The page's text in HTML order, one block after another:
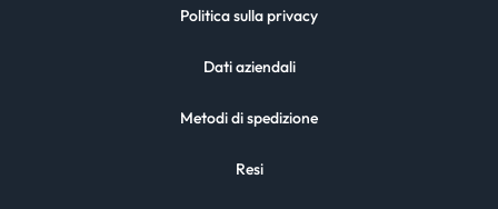
Politica sulla privacy
Dati aziendali
Metodi di spedizione
Resi